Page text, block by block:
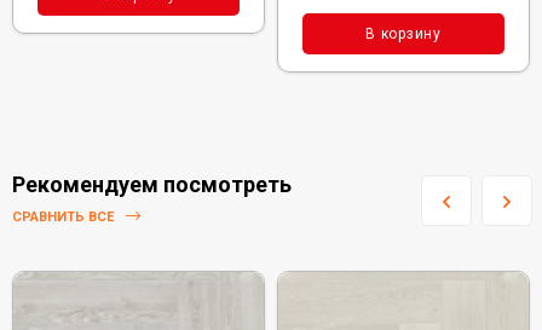
В корзину
Рекомендуем посмотреть
СРАВНИТЬ ВСЕ